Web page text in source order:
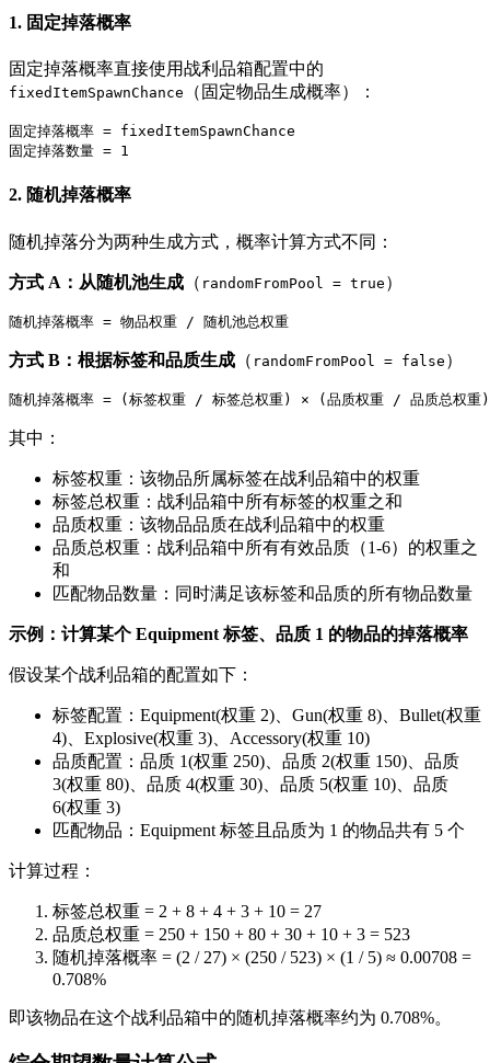
1. 固定掉落概率
固定掉落概率直接使用战利品箱配置中的
fixedItemSpawnChance （固定物品生成概率）：
固定掉落概率 = fixedItemSpawnChance
2. 随机掉落概率
随机掉落分为两种生成方式，概率计算方式不同：
方式 A：从随机池生成 （ randomFromPool = true ）
方式 B：根据标签和品质生成 （ randomFromPool = false ）
其中：
标签权重：该物品所属标签在战利品箱中的权重
标签总权重：战利品箱中所有标签的权重之和
品质权重：该物品品质在战利品箱中的权重
品质总权重：战利品箱中所有有效品质（1-6）的权重之
和
匹配物品数量：同时满足该标签和品质的所有物品数量
示例：计算某个 Equipment 标签、品质 1 的物品的掉落概率
假设某个战利品箱的配置如下：
标签配置：Equipment(权重 2)、Gun(权重 8)、Bullet(权重
4)、Explosive(权重 3)、Accessory(权重 10)
品质配置：品质 1(权重 250)、品质 2(权重 150)、品质
3(权重 80)、品质 4(权重 30)、品质 5(权重 10)、品质
6(权重 3)
匹配物品：Equipment 标签且品质为 1 的物品共有 5 个
计算过程：
标签总权重 = 2 + 8 + 4 + 3 + 10 = 27
品质总权重 = 250 + 150 + 80 + 30 + 10 + 3 = 523
随机掉落概率 = (2 / 27) × (250 / 523) × (1 / 5) ≈ 0.00708 =
0.708%
即该物品在这个战利品箱中的随机掉落概率约为 0.708%。